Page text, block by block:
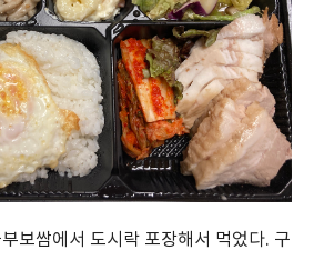
보쌈에서 도시락 포장해서 먹었다. 구